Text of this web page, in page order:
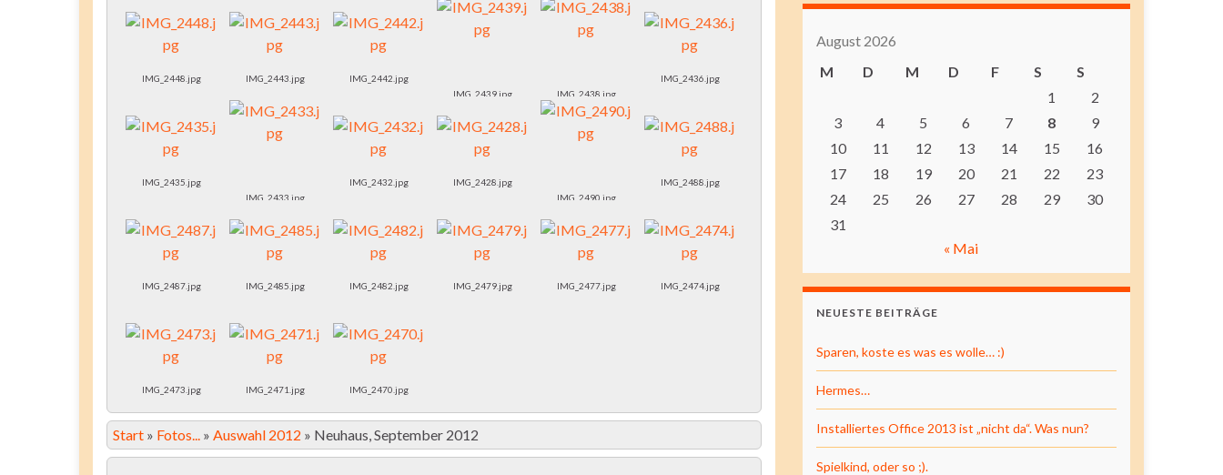
IMG_2448.jpg IMG_2443.jpg
IMG_2442.jpg
IMG_2439.jpg
IMG_2438.jpg
IMG_2436.jpg
IMG_2435.jpg
IMG_2433.jpg
IMG_2432.jpg
IMG_2428.jpg
IMG_2490.jpg
IMG_2488.jpg
IMG_2487.jpg IMG_2485.jpg IMG_2482.jpg IMG_2479.jpg IMG_2477.jpg IMG_2474.jpg
IMG_2473.jpg IMG_2471.jpg IMG_2470.jpg
Start » Fotos... » Auswahl 2012 » Neuhaus, September 2012
August 2026
M
D M D F S
S
1
2
3
4 5 6 7 8
9
10
11 12 13 14 15
16
17
18 19 20 21 22
23
24
25 26 27 28 29
30
31
« Mai
NEUESTE BEITRÄGE
Sparen, koste es was es wolle… :)
Hermes…
Installiertes Office 2013 ist „nicht da“. Was nun?
Spielkind, oder so ;).